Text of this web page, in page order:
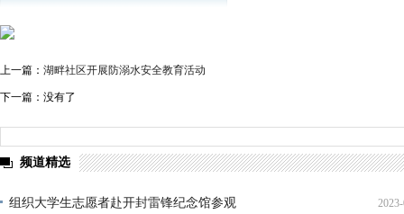
上一篇： 湖畔社区开展防溺水安全教育活动
下一篇：没有了
频道精选
组织大学生志愿者赴开封雷锋纪念馆参观